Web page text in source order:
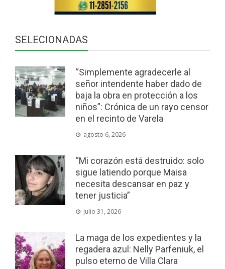
SELECIONADAS
“Simplemente agradecerle al
señor intendente haber dado de
baja la obra en protección a los
niños”: Crónica de un rayo censor
en el recinto de Varela
agosto 6, 2026
“Mi corazón está destruido: solo
sigue latiendo porque Maisa
necesita descansar en paz y
tener justicia”
julio 31, 2026
La maga de los expedientes y la
regadera azul: Nelly Parfeniuk, el
pulso eterno de Villa Clara